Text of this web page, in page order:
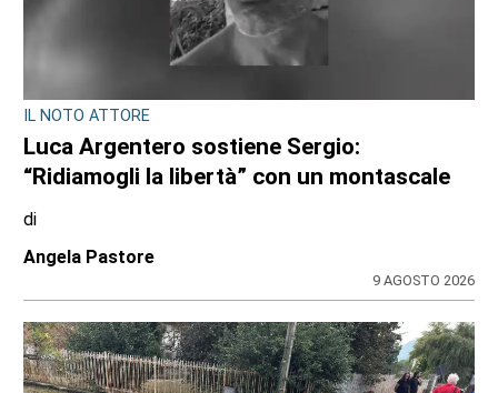
IL NOTO ATTORE
Luca Argentero sostiene Sergio:
“Ridiamogli la libertà” con un montascale
di
Angela Pastore
9 AGOSTO 2026